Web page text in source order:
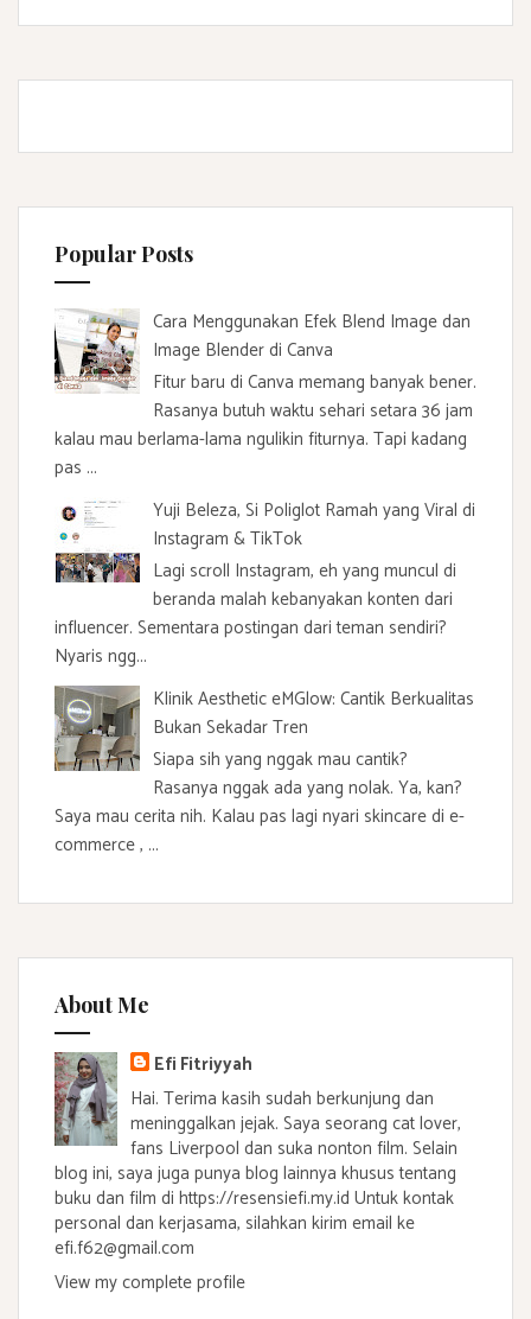
Popular Posts
Cara Menggunakan Efek Blend Image dan
Image Blender di Canva
Fitur baru di Canva memang banyak bener.
Rasanya butuh waktu sehari setara 36 jam
kalau mau berlama-lama ngulikin fiturnya. Tapi kadang
pas ...
Yuji Beleza, Si Poliglot Ramah yang Viral di
Instagram & TikTok
Lagi scroll Instagram, eh yang muncul di
beranda malah kebanyakan konten dari
influencer. Sementara postingan dari teman sendiri?
Nyaris ngg...
Klinik Aesthetic eMGlow: Cantik Berkualitas
Bukan Sekadar Tren
Siapa sih yang nggak mau cantik?
Rasanya nggak ada yang nolak. Ya, kan?
Saya mau cerita nih. Kalau pas lagi nyari skincare di e-
commerce , ...
About Me
Efi Fitriyyah
Hai. Terima kasih sudah berkunjung dan
meninggalkan jejak. Saya seorang cat lover,
fans Liverpool dan suka nonton film. Selain
blog ini, saya juga punya blog lainnya khusus tentang
buku dan film di https://resensiefi.my.id Untuk kontak
personal dan kerjasama, silahkan kirim email ke
efi.f62@gmail.com
View my complete profile